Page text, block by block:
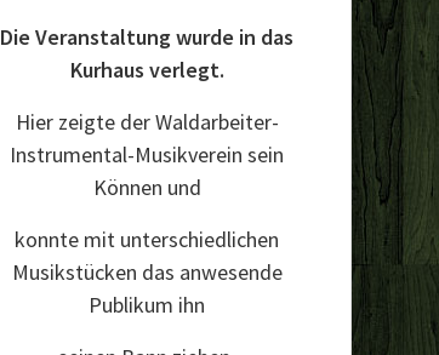
Die Veranstaltung wurde in das
Kurhaus verlegt.
Hier zeigte der Waldarbeiter-
Instrumental-Musikverein sein
Können und
konnte mit unterschiedlichen
Musikstücken das anwesende
Publikum ihn